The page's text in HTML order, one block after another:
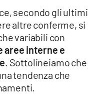
secondo gli ultimi
altre conferme, si
variabili con
aree interne e
. Sottolineiamo che
tendenza che